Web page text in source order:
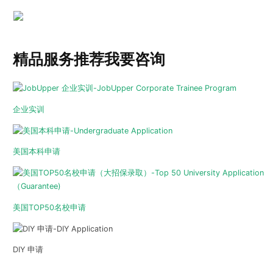
精品服务推荐我要咨询
企业实训
美国本科申请
美国TOP50名校申请
DIY 申请